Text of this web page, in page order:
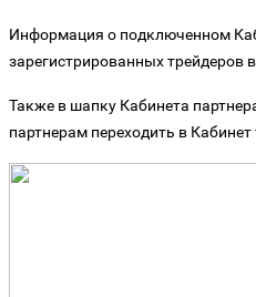
Информация о подключенном
зарегистрированных трейдеров
Также в шапку Кабинета
партнерам переходить в